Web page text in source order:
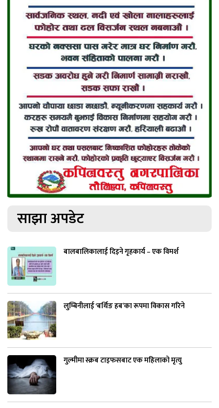
साझा अपडेट
बालबालिकालाई दिइने गृहकार्य – एक विमर्श
लुम्बिनीलाई ‘बर्थिङ हब’का रूपमा विकास गरिने
गुल्मीमा स्क्रब टाइफसबाट एक महिलाको मृत्यु